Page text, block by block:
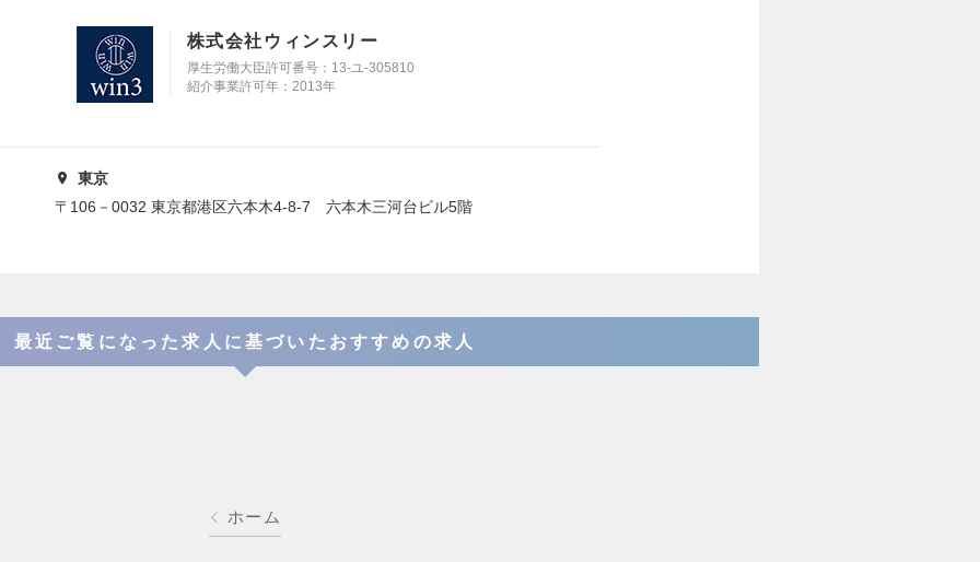
株式会社ウィンスリー
厚生労働大臣許可番号：13-ユ-305810
紹介事業許可年：2013年
東京
〒106－0032 東京都港区六本木4-8-7 六本木三河台ビル5階
最近ご覧になった求人に基づいたおすすめの求人
ホーム